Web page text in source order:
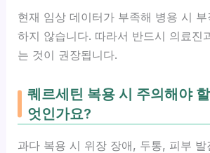
현재 임상 데이터가 부족해 병용 시
하지 않습니다. 따라서 반드시 의료진
는 것이 권장됩니다.
퀘르세틴 복용 시 주의해야
엇인가요?
과다 복용 시 위장 장애, 두통, 피부